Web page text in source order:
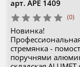
арт. APE 1409
(0)
Новинка!
стремянка -
поручнями